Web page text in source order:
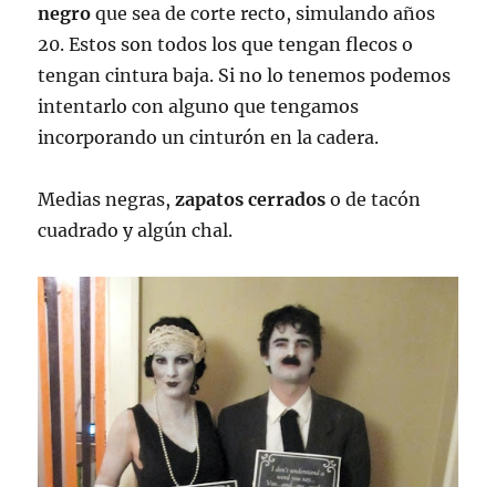
negro que sea de corte recto, simulando años
20. Estos son todos los que tengan flecos o
tengan cintura baja. Si no lo tenemos podemos
intentarlo con alguno que tengamos
incorporando un cinturón en la cadera.
Medias negras, zapatos cerrados o de tacón
cuadrado y algún chal.